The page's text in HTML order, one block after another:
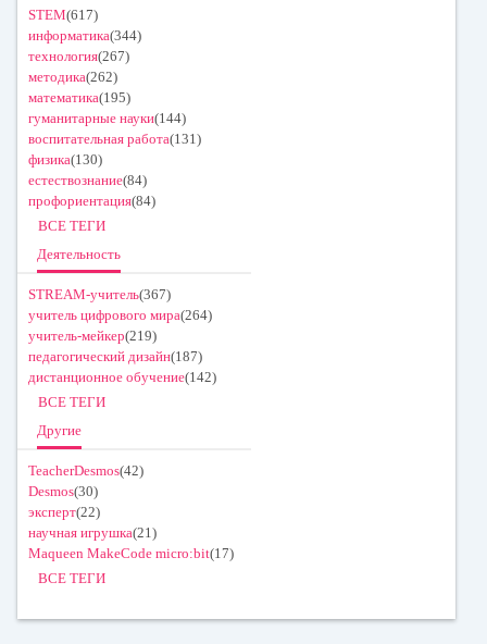
STEM(617)
информатика(344)
технология(267)
методика(262)
математика(195)
гуманитарные науки(144)
воспитательная работа(131)
физика(130)
естествознание(84)
профориентация(84)
ВСЕ ТЕГИ
Деятельность
STREAM-учитель(367)
учитель цифрового мира(264)
учитель-мейкер(219)
педагогический дизайн(187)
дистанционное обучение(142)
ВСЕ ТЕГИ
Другие
TeacherDesmos(42)
Desmos(30)
эксперт(22)
научная игрушка(21)
Maqueen MakeCode micro:bit(17)
ВСЕ ТЕГИ